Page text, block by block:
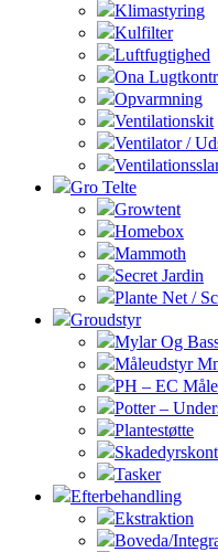
Klimastyring
Kulfilter
Luftfugtighed
Ona
Opvarmning
Ventilationskit
Ventilator /
Gro Telte
Growtent
Homebox
Mammoth
Secret Jardin
Plante Net /
Groudstyr
Mylar Og
Måleudstyr
PH – EC
Potter –
Plantestøtte
Tasker
Efterbehandling
Ekstraktion
Boveda/